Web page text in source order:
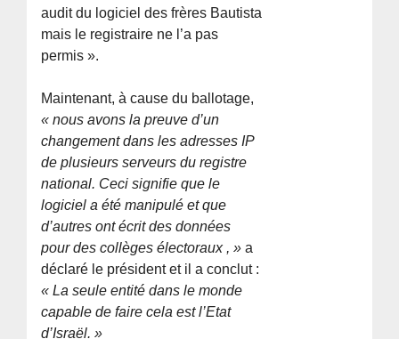
audit du logiciel des frères Bautista
mais le registraire ne l’a pas
permis ».
Maintenant, à cause du ballotage,
« nous avons la preuve d’un
changement dans les adresses IP
de plusieurs serveurs du registre
national. Ceci signifie que le
logiciel a été manipulé et que
d’autres ont écrit des données
pour des collèges électoraux , » a
déclaré le président et il a conclut :
« La seule entité dans le monde
capable de faire cela est l’Etat
d’Israël. »